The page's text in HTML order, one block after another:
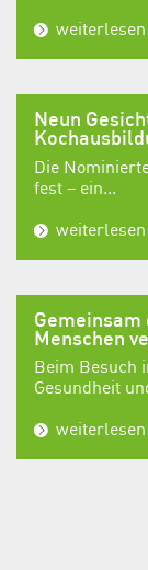
weiterlesen
Neun
Die
fest – ein...
weiterlesen
Gemeinsam
Menschen
Beim Besuch
Gesundheit
weiterlesen